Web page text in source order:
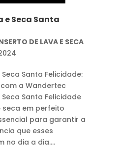
e Seca Santa
DE LAVA E SECA
Santa Felicidade:
a Wandertec
Santa Felicidade
seca em perfeito
para garantir a
que esses
no dia a dia....